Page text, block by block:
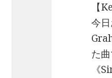
【
今
た
《